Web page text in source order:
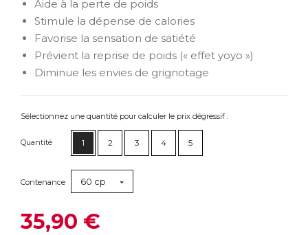
Aide à la perte de poids
Stimule la dépense de calories
Favorise la sensation de satiété
Prévient la reprise de poids (« effet yoyo »)
Diminue les envies de grignotage
Sélectionnez une quantité pour calculer le prix dégressif :
Quantité 1 2 3 4 5
Contenance 60 cp
35,90 €